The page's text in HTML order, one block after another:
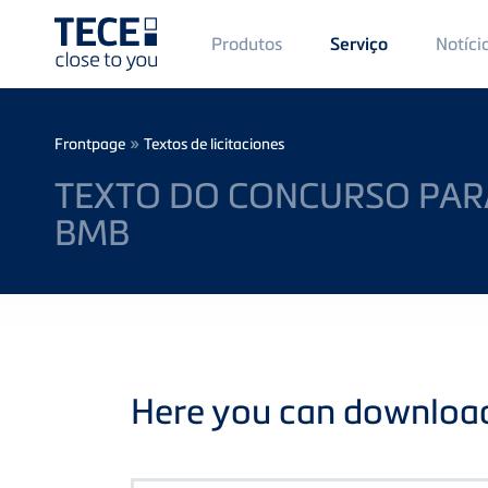
Main
Menü
1
Produtos Serviço
Breadcrumb
Frontpage » Textos de licitaciones
TEXTO DO CONCURSO
BMB
Here you can